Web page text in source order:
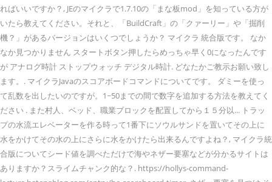
ればいいですか？, JEのマイクラで1.7.10の「まな板mod」を知っている方が
いたら教えてください。それと、「BuildCraft」の「クァーリー」や「掘削
機？」があるバージョンはいくつでしょうか？ マイクラ 統合版です。 なか
なか見つかりません スタートボタン押したらめっちゃ早く0になったんです
が アナログ時計 ストップウォッチ デジタル時計. どなたかご教示お願い致し
ます。. マイクラJavaのスコアボードコマンドについてです。 ダミーを使っ
て乱数を出したいのですが。1~50までの間で数字を追加する方法を教えてく
ださい . また村人、ベッド、職業ブロックを配置してから１５分以... トラッ
プの水流エレベーターを作る時って1番下にソウルサンドを置いてその上に
水をかけてその水の上にさらに水をかけたら出来るんですよね？, マイクラ統
合版についてシード値を調べただけで海やネザー要塞などが分かるサイトは
ありますか？スライムチャンク的な？. https://hollys-command-